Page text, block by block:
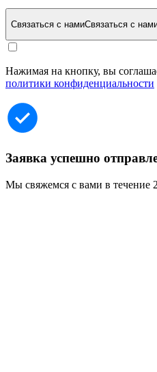
Связаться с намиСвязаться с
Нажимая на кнопку, вы
политики конфиденциальности
Заявка успешно
Мы свяжемся с вами в течение